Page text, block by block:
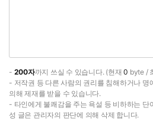
- 200자까지 쓰실 수 있습니다. (현재0 byte /
- 저작권 등 다른 사람의 권리를 침해하거나 명
의해 제재를 받을 수 있습니다.
- 타인에게 불쾌감을 주는 욕설 등 비하하는 단
성 글은 관리자의 판단에 의해 삭제 합니다.